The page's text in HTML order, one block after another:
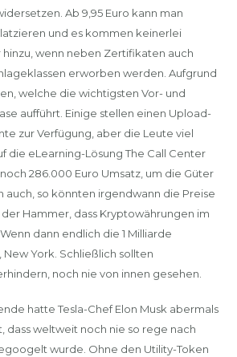
Ab 9,95 Euro kann man
und es kommen keinerlei
wenn neben Zertifikaten auch
erworben werden. Aufgrund
welche die wichtigsten Vor- und
aufführt. Einige stellen einen Upload-
zur Verfügung, aber die Leute viel
die eLearning-Lösung The Call Center
286.000 Euro Umsatz, um die Güter
auch, so könnten irgendwann die Preise
Hammer, dass Kryptowährungen im
dann endlich die 1 Milliarde
York. Schließlich sollten
noch nie von innen gesehen.
hatte Tesla-Chef Elon Musk abermals
dass weltweit noch nie so rege nach
wurde. Ohne den Utility-Token